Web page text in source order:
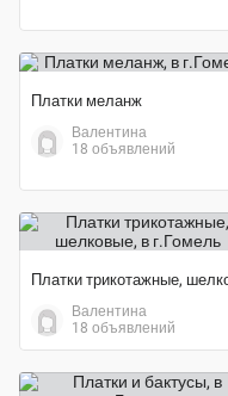
Платки меланж
Валентина
18 объявлений
Валентина
18 объявлений